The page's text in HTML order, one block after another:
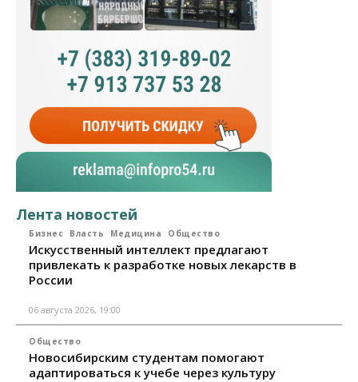
Лента новостей
Бизнес Власть Медицина Общество
Искусственный интеллект предлагают
привлекать к разработке новых лекарств в
России
06 августа 2026, 19:00
Общество
Новосибирским студентам помогают
адаптироваться к учебе через культуру